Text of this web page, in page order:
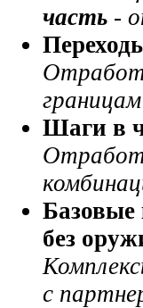
часть -
О
Шаги в
Базовые
без
с